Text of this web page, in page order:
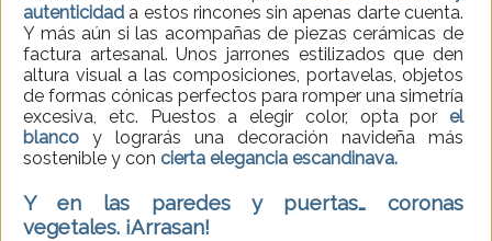
autenticidad a estos rincones sin apenas darte cuenta.
Y más aún si las acompañas de piezas cerámicas de
factura artesanal. Unos jarrones estilizados que den
altura visual a las composiciones, portavelas, objetos
de formas cónicas perfectos para romper una simetría
excesiva, etc. Puestos a elegir color, opta por el
blanco y lograrás una decoración navideña más
sostenible y con cierta elegancia escandinava.
Y en las paredes y puertas… coronas
vegetales. ¡Arrasan!